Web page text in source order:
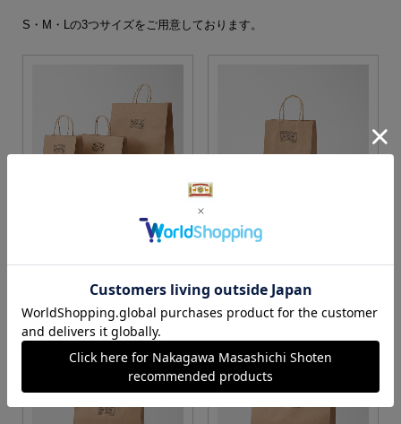
S・M・Lの3つサイズをご用意しております。
S・M・Lサイズより当店に
カートに入れる
Sサイズ
カートに入れる